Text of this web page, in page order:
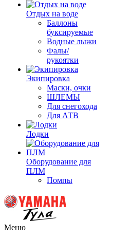
Отдых на воде
Баллоны
буксируемые
Водные лыжи
Фалы/
рукоятки
Экипировка
Маски, очки
ШЛЕМЫ
Для снегохода
Для АТВ
Лодки
Оборудование для
ПЛМ
Помпы
Меню